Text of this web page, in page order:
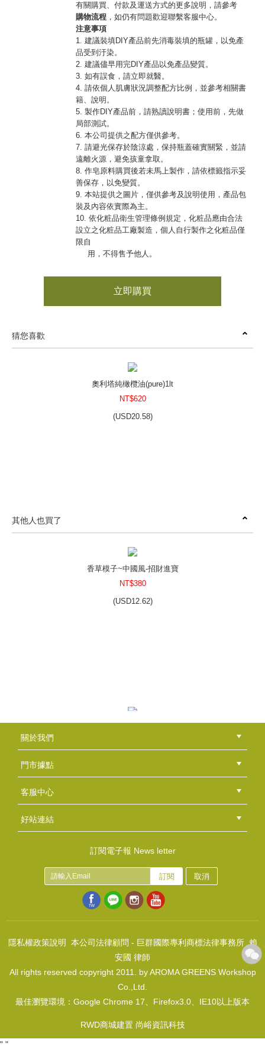
有關購買、付款及運送方式的更多說明，請參考
購物流程 ，如仍有問題歡迎聯繫客服中心。
注意事項
1. 建議裝填DIY產品前先消毒裝填的瓶罐，以免產
品受到汙染。
2. 建議儘早用完DIY產品以免產品變質。
3. 如有誤食，請立即就醫。
4. 請依個人肌膚狀況調整配方比例，並參考相關書
籍、說明。
5. 製作DIY產品前，請熟讀說明書；使用前，先做
局部測試。
6. 本公司提供之配方僅供參考。
7. 請避光保存於陰涼處，保持瓶蓋確實關緊，並請
遠離火源，避免孩童拿取。
8. 作皂原料購買後若未馬上製作，請依標籤指示妥
善保存，以免變質。
9. 本站提供之圖片，僅供參考及說明使用，產品包
裝及內容依實際為主。
10. 依化粧品衛生管理條例規定，化粧品應由合法
設立之化粧品工廠製造，個人自行製作之化粧品僅
限自
用，不得售予他人。
立即購買
猜您喜歡
奧利塔純橄欖油(pure)1lt
NT$620
(USD20.58)
其他人也買了
香草模子~中國風-招財進寶
NT$380
(USD12.62)
NT$620
(USD20.58)
關於我們
公司簡介
品牌故事
最新消息
隱私權聲明
版權聲明
門市據點
總部
北區
中區
南區
東區
海外
客服中心
會員等級
購物流程
訂單查詢
常見問題
海外訂購流程
連絡我們
下載專區
紅利點數
好站連結
訂閱電子報 News letter
訂閱 取消
隱私權政策說明 本公司法律顧問 - 巨群國際專利商標法律事務所 賴
安國 律師
All rights reserved copyright 2011. by AROMA GREENS Workshop
Co.,Ltd.
最佳瀏覽環境：Google Chrome 17、Firefox3.0、IE10以上版本
RWD商城建置 尚峪資訊科技
" "